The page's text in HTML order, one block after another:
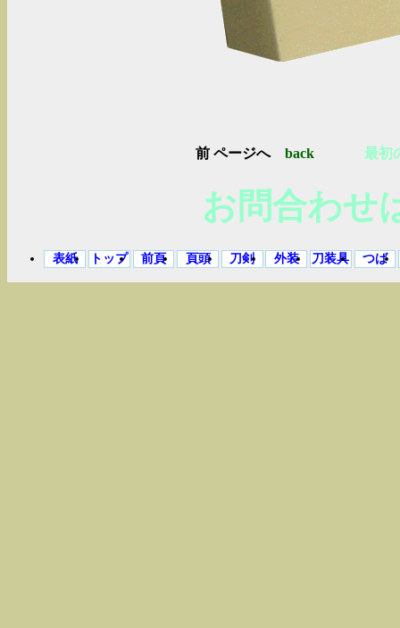
前 ページへback 最初
お問合わ
表紙 トップ 前頁 頁頭 刀剣 外装 刀装具 つば